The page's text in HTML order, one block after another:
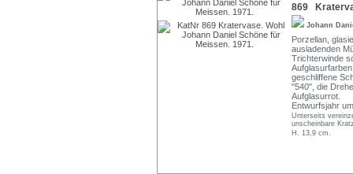
869
Johann
Porzellan,
ausladenden
Trichterwinde
geschliffene
"540", die
Aufglasurrot.
Entwurfsjahr
Unterseits
unscheinbare
H. 13,9 cm.